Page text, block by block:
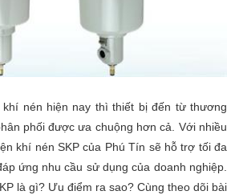
khí nén hiện nay thì thiết bị đến từ thương
phối được ưa chuộng hơn cả. Với nhiều
khí nén SKP của Phú Tín sẽ hỗ trợ tối đa
ứng nhu cầu sử dụng của doanh nghiệp.
là gì? Ưu điểm ra sao? Cùng theo dõi bài